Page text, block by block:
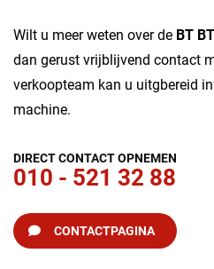
Wilt u meer weten over de BT
dan gerust vrijblijvend contact
verkoopteam kan u uitgbereid
machine.
DIRECT CONTACT OPNEMEN
010 - 521 32 88
CONTACTPAGINA